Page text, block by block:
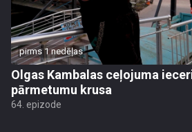
pirms 1 nedēļas
Olgas Kambalas ceļojuma
pārmetumu krusa
64. epizode